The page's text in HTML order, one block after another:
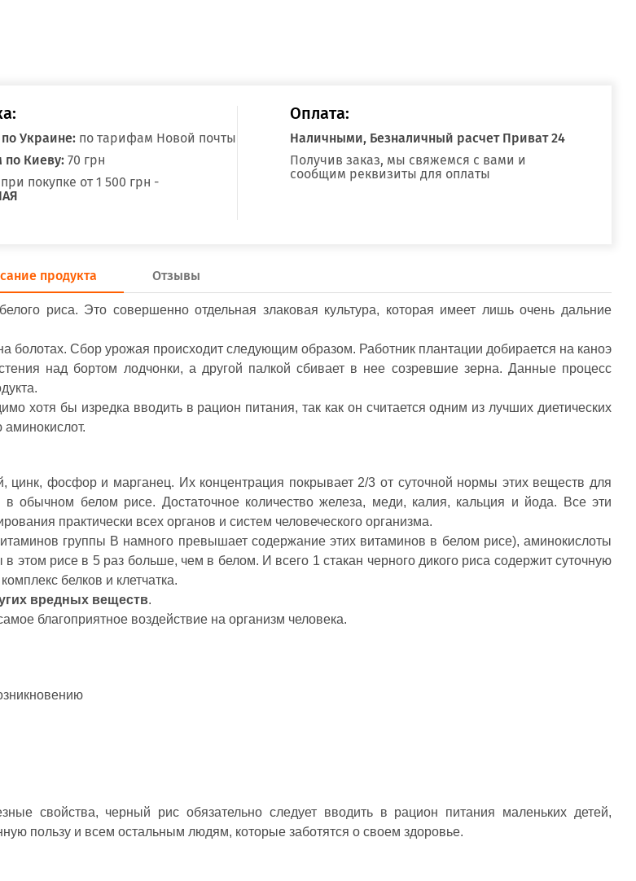
Украине:по тарифам Новой почты
по Киеву:70 грн
покупке от 1 500 грн -
Оплата:
Наличными, Безналичный расчет Приват 24
Получив заказ, мы свяжемся с вами и
сообщим реквизиты для оплаты
продукта Отзывы
риса. Это совершенно отдельная злаковая культура, которая имеет лишь очень дальние
болотах. Сбор урожая происходит следующим образом. Работник плантации добирается на каноэ
над бортом лодчонки, а другой палкой сбивает в нее созревшие зерна. Данные процесс
хотя бы изредка вводить в рацион питания, так как он считается одним из лучших диетических
цинк, фосфор и марганец. Их концентрация покрывает 2/3 от суточной нормы этих веществ для
белом рисе. Достаточное количество железа, меди, калия, кальция и йода. Все эти
практически всех органов и систем человеческого организма.
группы В намного превышает содержание этих витаминов в белом рисе), аминокислоты
рисе в 5 раз больше, чем в белом. И всего 1 стакан черного дикого риса содержит суточную
белков и клетчатка.
вредных веществ.
благоприятное воздействие на организм человека.
свойства, черный рис обязательно следует вводить в рацион питания маленьких детей,
пользу и всем остальным людям, которые заботятся о своем здоровье.